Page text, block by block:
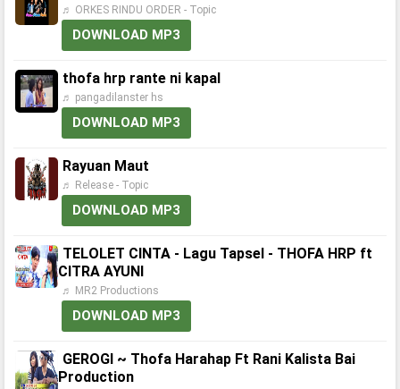
♬ ORKES RINDU ORDER - Topic
DOWNLOAD MP3
thofa hrp rante ni kapal
♬ pangadilanster hs
DOWNLOAD MP3
Rayuan Maut
♬ Release - Topic
DOWNLOAD MP3
TELOLET CINTA - Lagu Tapsel - THOFA HRP ft
CITRA AYUNI
♬ MR2 Productions
DOWNLOAD MP3
GEROGI ~ Thofa Harahap Ft Rani Kalista Bai
Production